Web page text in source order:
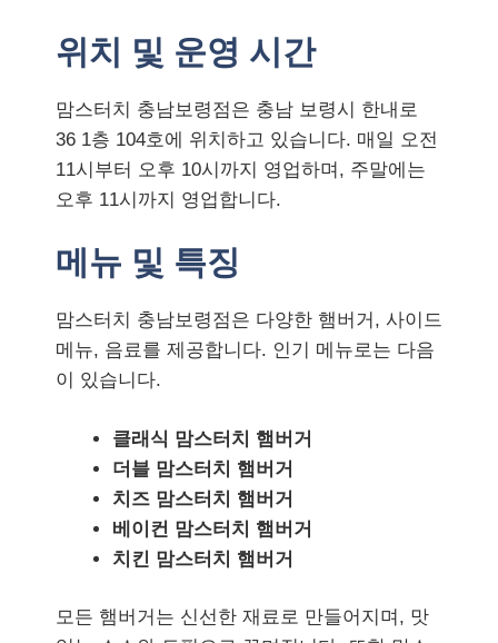
위치 및 운영 시간
맘스터치 충남보령점은 충남 보령시 한내로
36 1층 104호에 위치하고 있습니다. 매일 오전
11시부터 오후 10시까지 영업하며, 주말에는
오후 11시까지 영업합니다.
메뉴 및 특징
맘스터치 충남보령점은 다양한 햄버거, 사이드
메뉴, 음료를 제공합니다. 인기 메뉴로는 다음
이 있습니다.
클래식 맘스터치 햄버거
더블 맘스터치 햄버거
치즈 맘스터치 햄버거
베이컨 맘스터치 햄버거
치킨 맘스터치 햄버거
모든 햄버거는 신선한 재료로 만들어지며, 맛